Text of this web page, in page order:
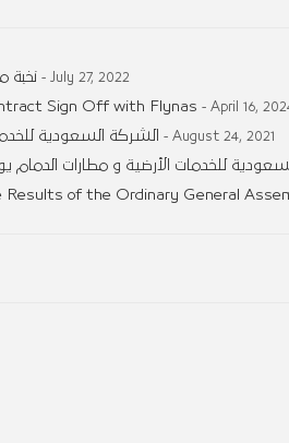
نخبة - July 27, 2022
Sign Off with Flynas - April 16,
الشركة السعودية - August 24, 2021
للخدمات الأرضية و مطارات الدمام
Results of the Ordinary General